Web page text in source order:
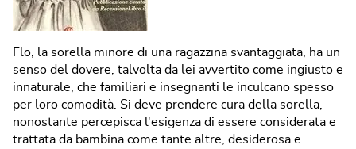
Flo, la sorella minore di una ragazzina svantaggiata, ha un
senso del dovere, talvolta da lei avvertito come ingiusto e
innaturale, che familiari e insegnanti le inculcano spesso
per loro comodità. Si deve prendere cura della sorella,
nonostante percepisca l'esigenza di essere considerata e
trattata da bambina come tante altre, desiderosa e